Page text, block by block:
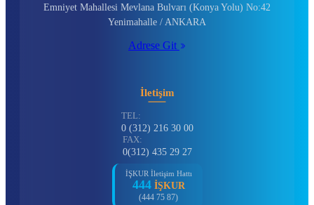
Emniyet Mahallesi Mevlana Bulvarı (Konya Yolu) No:42
Yenimahalle / ANKARA
Adrese Git
İletişim
TEL:
0 (312) 216 30 00
FAX:
0(312) 435 29 27
İŞKUR İletişim Hattı
444 İŞKUR
(444 75 87)